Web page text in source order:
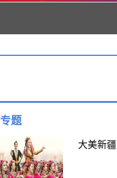
专题
大美新疆